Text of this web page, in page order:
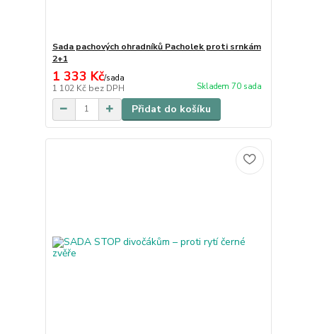
Sada pachových ohradníků Pacholek proti srnkám
2+1
1 333 Kč/sada
1 102 Kč bez DPH Skladem 70 sada
Přidat do košíku